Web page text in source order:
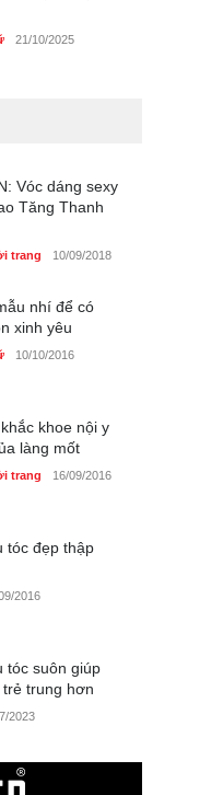
21/10/2025
cưới của Hoa
của giới trẻ
21/10/2025
Vóc dáng sexy
Tăng Thanh
trang 10/09/2018
nhí để có
xinh yêu
10/10/2016
khoe nội y
làng mốt
trang 16/09/2016
tóc đẹp thập
2016
tóc suôn giúp
trung hơn
2023